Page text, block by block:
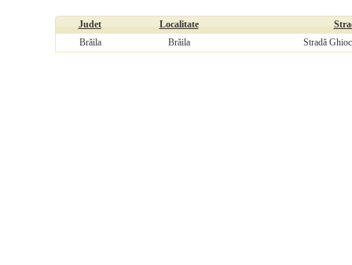
Judet Localitate
Brăila
Brăila Stradă